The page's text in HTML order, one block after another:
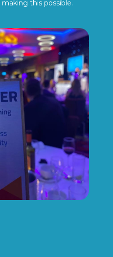
this possible.